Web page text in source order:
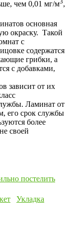
чем 0,01 мг/м ,
основная
окраску. Такой
с
содержатся
грибки, а
с добавками,
зависит от их
Ламинат от
его срок службы
более
своей
постелить
Укладка